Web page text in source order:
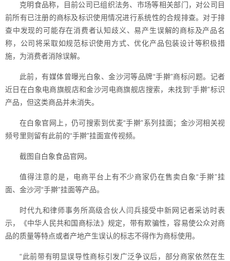
克明食品称，目前公司已组织法务、市场等相关部门，对公司目
前所有已注册的商标及标识使用情况进行系统性的合规排查。对于排
查中发现的可能存在消费者认知歧义、易产生误解的商标及产品名
称，公司将采取如规范标识使用方式、优化产品包装设计等积极措
施，为消费者消除误解。
此前，有媒体曾曝光白象、金沙河等品牌“手擀”商标问题。记者
近日在白象电商旗舰店和金沙河电商旗舰店搜索，未找到“手擀”标识
产品，但这类商品并未消失。
在白象官网上，仍可搜索到优麦“手擀”系列挂面；金沙河相关视
频号里则留有此前的“手擀”挂面宣传视频。
截图自白象食品官网。
值得注意的是，电商平台上有不少商家仍在售卖白象“手擀”挂
面、金沙河“手擀”挂面等产品。
时代九和律师事务所高级合伙人闫兵接受中新网记者采访时表
示，《中华人民共和国商标法》规定，带有欺骗性，容易使公众对商
品的质量等特点或者产地产生误认的标志不得作为商标使用。
“此前带有明显误导性商标引发广泛争议后，部分商家依然在生